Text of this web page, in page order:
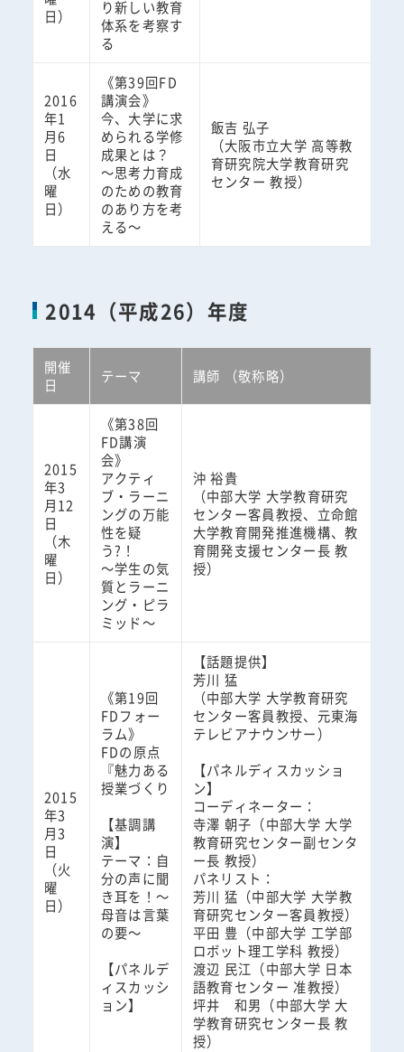
日）
り新しい教育
体系を考察す
る
2016
年1
月6
日
（水
曜
日）
《第39回FD
講演会》
今、大学に求
められる学修
成果とは？
～思考力育成
のための教育
のあり方を考
える～
飯吉 弘子
（大阪市立大学 高等教
育研究院大学教育研究
センター 教授）
2014（平成26）年度
開催
日
テーマ 講師 （敬称略）
2015
年3
月12
日
（木
曜
日）
《第38回
FD講演
会》
アクティ
ブ・ラーニ
ングの万能
性を疑
う?！
～学生の気
質とラーニ
ング・ピラ
ミッド～
沖 裕貴
（中部大学 大学教育研究
センター客員教授、立命館
大学教育開発推進機構、教
育開発支援センター長 教
授）
2015
年3
月3
日
（火
曜
日）
《第19回
FDフォー
ラム》
FDの原点
『魅力ある
授業づくり
【基調講
演】
テーマ：自
分の声に聞
き耳を！～
母音は言葉
の要～
【パネルデ
ィスカッシ
ョン】
【話題提供】
芳川 猛
（中部大学 大学教育研究
センター客員教授、元東海
テレビアナウンサー）
【パネルディスカッショ
ン】
コーディネーター：
寺澤 朝子（中部大学 大学
教育研究センター副センタ
ー長 教授）
パネリスト：
芳川 猛（中部大学 大学教
育研究センター客員教授）
平田 豊（中部大学 工学部
ロボット理工学科 教授）
渡辺 民江（中部大学 日本
語教育センター 准教授）
坪井 和男（中部大学 大
学教育研究センター長 教
授）